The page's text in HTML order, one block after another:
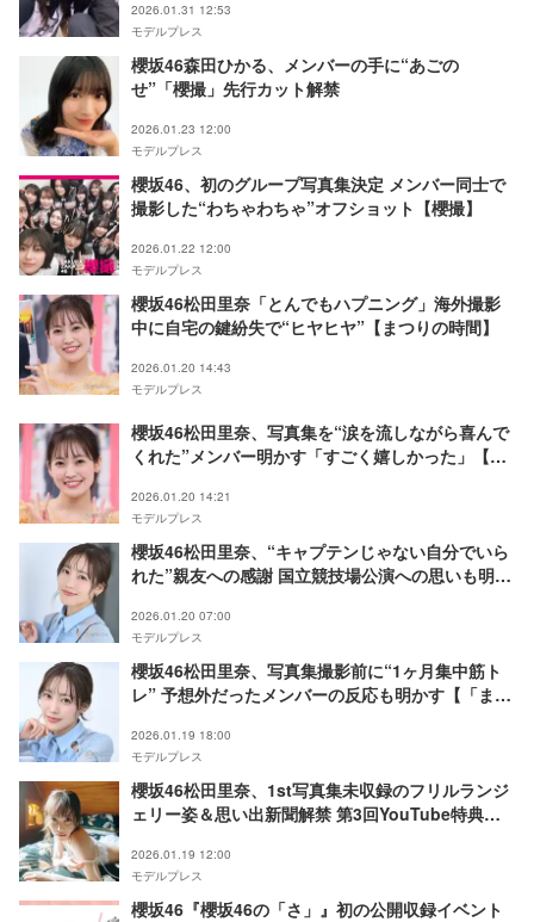
2026.01.31 12:53
モデルプレス
櫻坂46森田ひかる、メンバーの手に“あごの
せ”「櫻撮」先行カット解禁
2026.01.23 12:00
モデルプレス
櫻坂46、初のグループ写真集決定 メンバー同士で
撮影した“わちゃわちゃ”オフショット【櫻撮】
2026.01.22 12:00
モデルプレス
櫻坂46松田里奈「とんでもハプニング」海外撮影
中に自宅の鍵紛失で“ヒヤヒヤ”【まつりの時間】
2026.01.20 14:43
モデルプレス
櫻坂46松田里奈、写真集を“涙を流しながら喜んで
くれた”メンバー明かす「すごく嬉しかった」【ま
2026.01.20 14:21
モデルプレス
櫻坂46松田里奈、“キャプテンじゃない自分でいら
れた”親友への感謝 国立競技場公演への思いも明か
2026.01.20 07:00
モデルプレス
櫻坂46松田里奈、写真集撮影前に“1ヶ月集中筋ト
レ” 予想外だったメンバーの反応も明かす【「まつ
2026.01.19 18:00
モデルプレス
櫻坂46松田里奈、1st写真集未収録のフリルランジ
ェリー姿＆思い出新聞解禁 第3回YouTube特典
2026.01.19 12:00
モデルプレス
櫻坂46『櫻坂46の「さ」』初の公開収録イベント